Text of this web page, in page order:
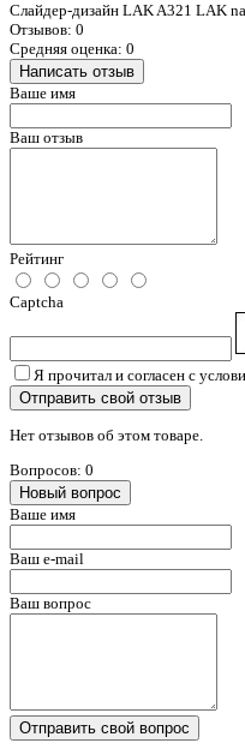
Слайдер-дизайн LAK A321 LAK
Отзывов: 0
Средняя оценка: 0
Написать отзыв
Ваше имя
Ваш отзыв
Рейтинг
Captcha
Я прочитал и согласен с
Отправить свой отзыв
Нет отзывов об этом товаре.
Вопросов: 0
Новый вопрос
Ваше имя
Ваш e-mail
Ваш вопрос
Отправить свой вопрос